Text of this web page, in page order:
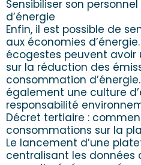
Sensibiliser son
d’énergie
Enfin, il est possible de
aux économies
écogestes peuvent
sur la réduction des
consommation
également une culture
responsabilité
Décret tertiaire :
consommations sur la
Le lancement d’une
centralisant les